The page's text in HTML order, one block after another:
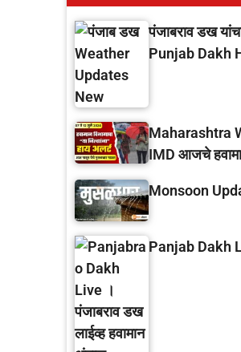
पंजाबराव डख
Punjab Dakh
Maharashtra
IMD आजचे
Monsoon
Panjab Dakh